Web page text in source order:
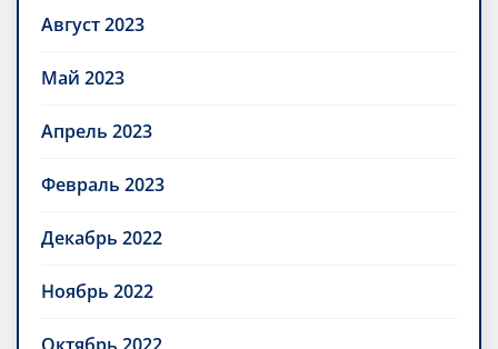
Август 2023
Май 2023
Апрель 2023
Февраль 2023
Декабрь 2022
Ноябрь 2022